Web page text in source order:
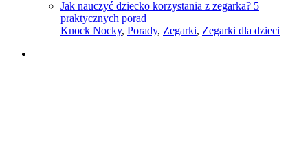
Jak nauczyć dziecko korzystania z zegarka? 5
praktycznych porad
Knock Nocky, Porady, Zegarki, Zegarki dla dzieci